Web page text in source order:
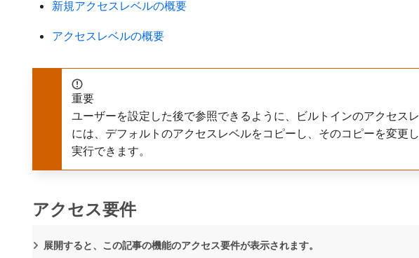
新規アクセスレベルの概要
アクセスレベルの概要
重要
ユーザーを設定した後で参照できるように、ビルトインのアクセス
には、デフォルトのアクセスレベルをコピーし、そのコピーを変
実行できます。
アクセス要件
展開すると、この記事の機能のアクセス要件が表示されます。